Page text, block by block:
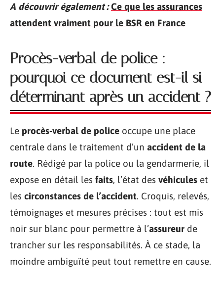
A découvrir également : Ce que les assurances
attendent vraiment pour le BSR en France
Procès-verbal de police :
pourquoi ce document est-il si
déterminant après un accident ?
Le procès-verbal de police occupe une place
centrale dans le traitement d’un accident de la
route. Rédigé par la police ou la gendarmerie, il
expose en détail les faits, l’état des véhicules et
les circonstances de l’accident. Croquis, relevés,
témoignages et mesures précises : tout est mis
noir sur blanc pour permettre à l’assureur de
trancher sur les responsabilités. À ce stade, la
moindre ambiguïté peut tout remettre en cause.